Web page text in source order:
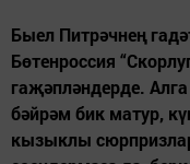
Быел Питрәчнең
Бөтенроссия
гаҗәпләндерде.
бәйрәм бик матур,
кызыклы